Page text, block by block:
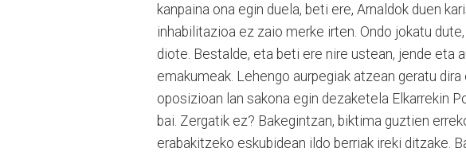
kanpaina ona egin duela, beti ere, Arnaldok duen
inhabilitazioa ez zaio merke irten. Ondo jokatu
diote. Bestalde, eta beti ere nire ustean, jende eta
emakumeak. Lehengo aurpegiak atzean geratu
oposizioan lan sakona egin dezaketela Elkarrekin
bai. Zergatik ez? Bakegintzan, biktima guztien
erabakitzeko eskubidean ildo berriak ireki ditzake.